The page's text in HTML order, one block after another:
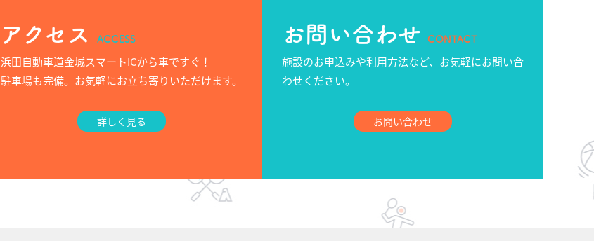
アクセス ACCESS
浜田自動車道金城スマートICから車ですぐ！
駐車場も完備。お気軽にお立ち寄りいただけます。
詳しく見る
お問い合わせ CONTACT
施設のお申込みや利用方法など、お気軽にお問い合
わせください。
お問い合わせ